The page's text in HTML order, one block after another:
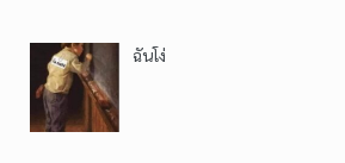
ฉันโง่